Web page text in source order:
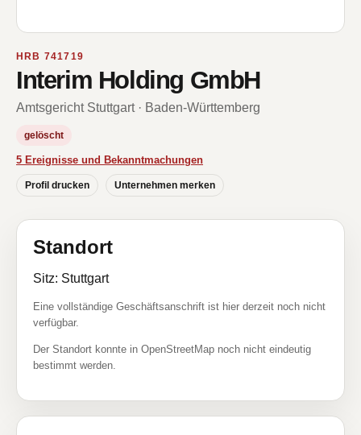
HRB 741719
Interim Holding GmbH
Amtsgericht Stuttgart · Baden-Württemberg
gelöscht
5 Ereignisse und Bekanntmachungen
Profil drucken Unternehmen merken
Standort
Sitz: Stuttgart
Eine vollständige Geschäftsanschrift ist hier derzeit noch nicht
verfügbar.
Der Standort konnte in OpenStreetMap noch nicht eindeutig
bestimmt werden.